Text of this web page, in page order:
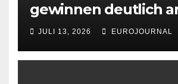
gewinnen deutlich
Attraktivität für
Gründungen
JULI 13, 2026 EUROJOURNAL